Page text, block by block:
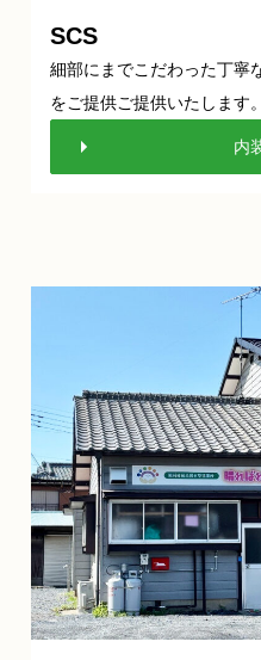
SCS
細部にまでこだわった丁寧
をご提供ご提供いたします。
内